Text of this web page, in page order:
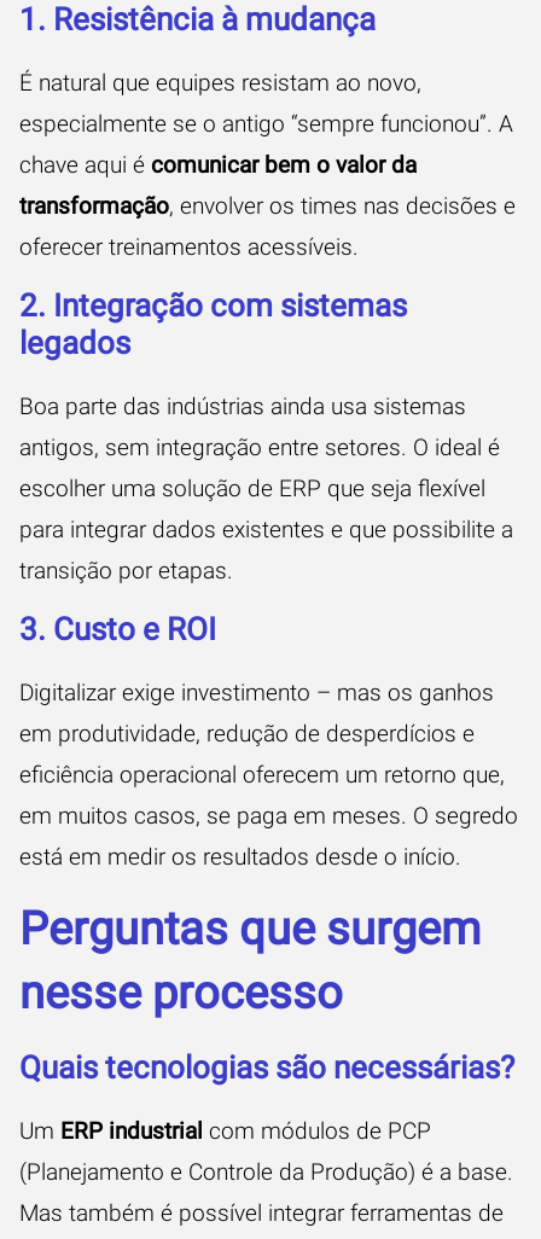
1. Resistência à mudança
É natural que equipes resistam ao novo,
especialmente se o antigo “sempre funcionou”. A
chave aqui é comunicar bem o valor da
transformação, envolver os times nas decisões e
oferecer treinamentos acessíveis.
2. Integração com sistemas
legados
Boa parte das indústrias ainda usa sistemas
antigos, sem integração entre setores. O ideal é
escolher uma solução de ERP que seja flexível
para integrar dados existentes e que possibilite a
transição por etapas.
3. Custo e ROI
Digitalizar exige investimento – mas os ganhos
em produtividade, redução de desperdícios e
eficiência operacional oferecem um retorno que,
em muitos casos, se paga em meses. O segredo
está em medir os resultados desde o início.
Perguntas que surgem
nesse processo
Quais tecnologias são necessárias?
Um ERP industrial com módulos de PCP
(Planejamento e Controle da Produção) é a base.
Mas também é possível integrar ferramentas de